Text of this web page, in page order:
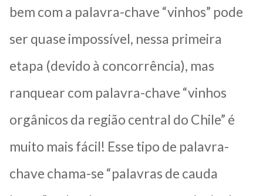
bem com a palavra-chave “vinhos” pode
ser quase impossível, nessa primeira
etapa (devido à concorrência), mas
ranquear com palavra-chave “vinhos
orgânicos da região central do Chile” é
muito mais fácil! Esse tipo de palavra-
chave chama-se “palavras de cauda